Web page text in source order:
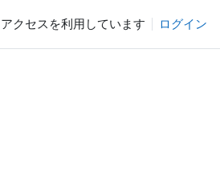
クセスを利用しています ログイン